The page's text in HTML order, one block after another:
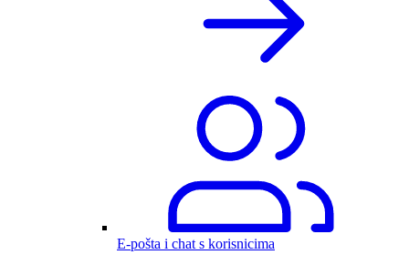
E-pošta i chat s korisnicima